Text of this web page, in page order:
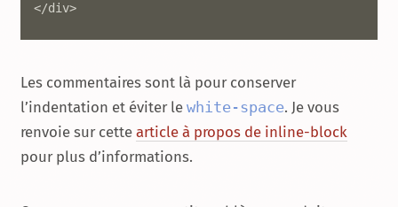
</div>
Les commentaires sont là pour conserver
l’indentation et éviter le white-space. Je vous
renvoie sur cette article à propos de inline-block
pour plus d’informations.